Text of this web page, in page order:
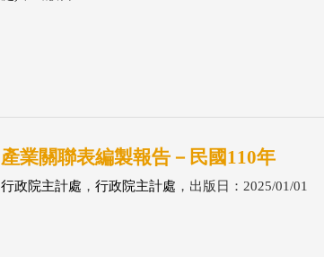
產業關聯表編製報告－民國110年
行政院主計處 ， 行政院主計處 ，出版日：2025/01/01